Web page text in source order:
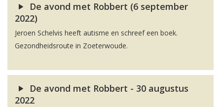
De avond met Robbert (6 september
2022)
Jeroen Schelvis heeft autisme en schreef een boek.
Gezondheidsroute in Zoeterwoude.
De avond met Robbert - 30 augustus
2022